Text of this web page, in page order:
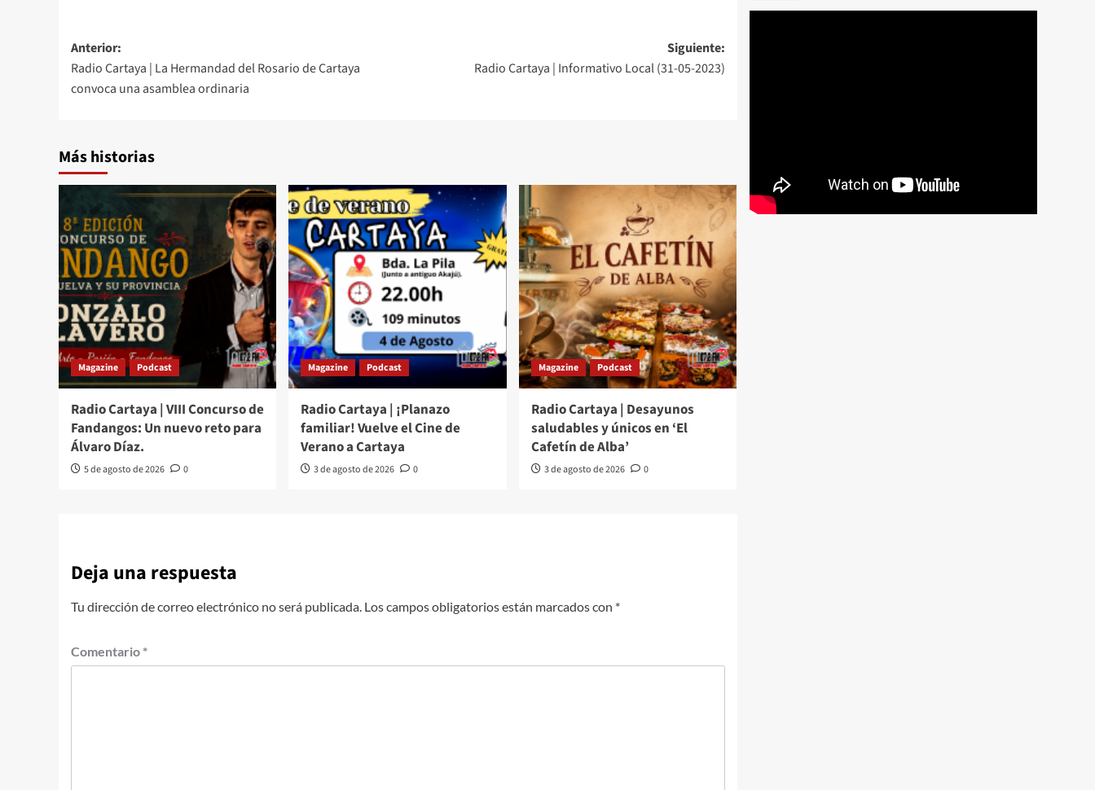
Anterior:
Radio Cartaya | La Hermandad del Rosario de Cartaya
convoca una asamblea ordinaria
Siguiente:
Radio Cartaya | Informativo Local (31-05-2023)
Más historias
Magazine Podcast
Radio Cartaya | VIII Concurso de
Fandangos: Un nuevo reto para
Álvaro Díaz.
5 de agosto de 2026 0
Magazine Podcast
Radio Cartaya | ¡Planazo
familiar! Vuelve el Cine de
Verano a Cartaya
3 de agosto de 2026 0
Magazine Podcast
Radio Cartaya | Desayunos
saludables y únicos en ‘El
Cafetín de Alba’
3 de agosto de 2026 0
Deja una respuesta
Tu dirección de correo electrónico no será publicada. Los campos obligatorios están marcados con *
Comentario *